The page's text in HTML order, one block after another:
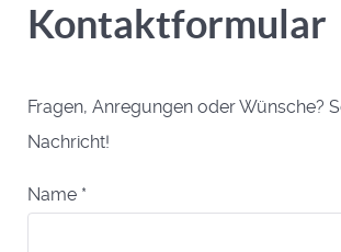
Kontaktformular
Fragen, Anregungen oder Wünsche?
Nachricht!
Name *